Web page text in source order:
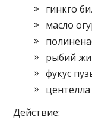
гинкго
масло
рыбий
фукус
центелла
Действие: